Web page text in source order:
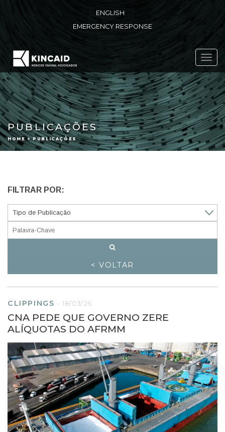
ENGLISH
EMERGENCY RESPONSE
PUBLICAÇÕES
HOME > PUBLICAÇÕES
FILTRAR POR:
< VOLTAR
CLIPPINGS -18/03/26
CNA PEDE QUE GOVERNO ZERE
ALÍQUOTAS DO AFRMM